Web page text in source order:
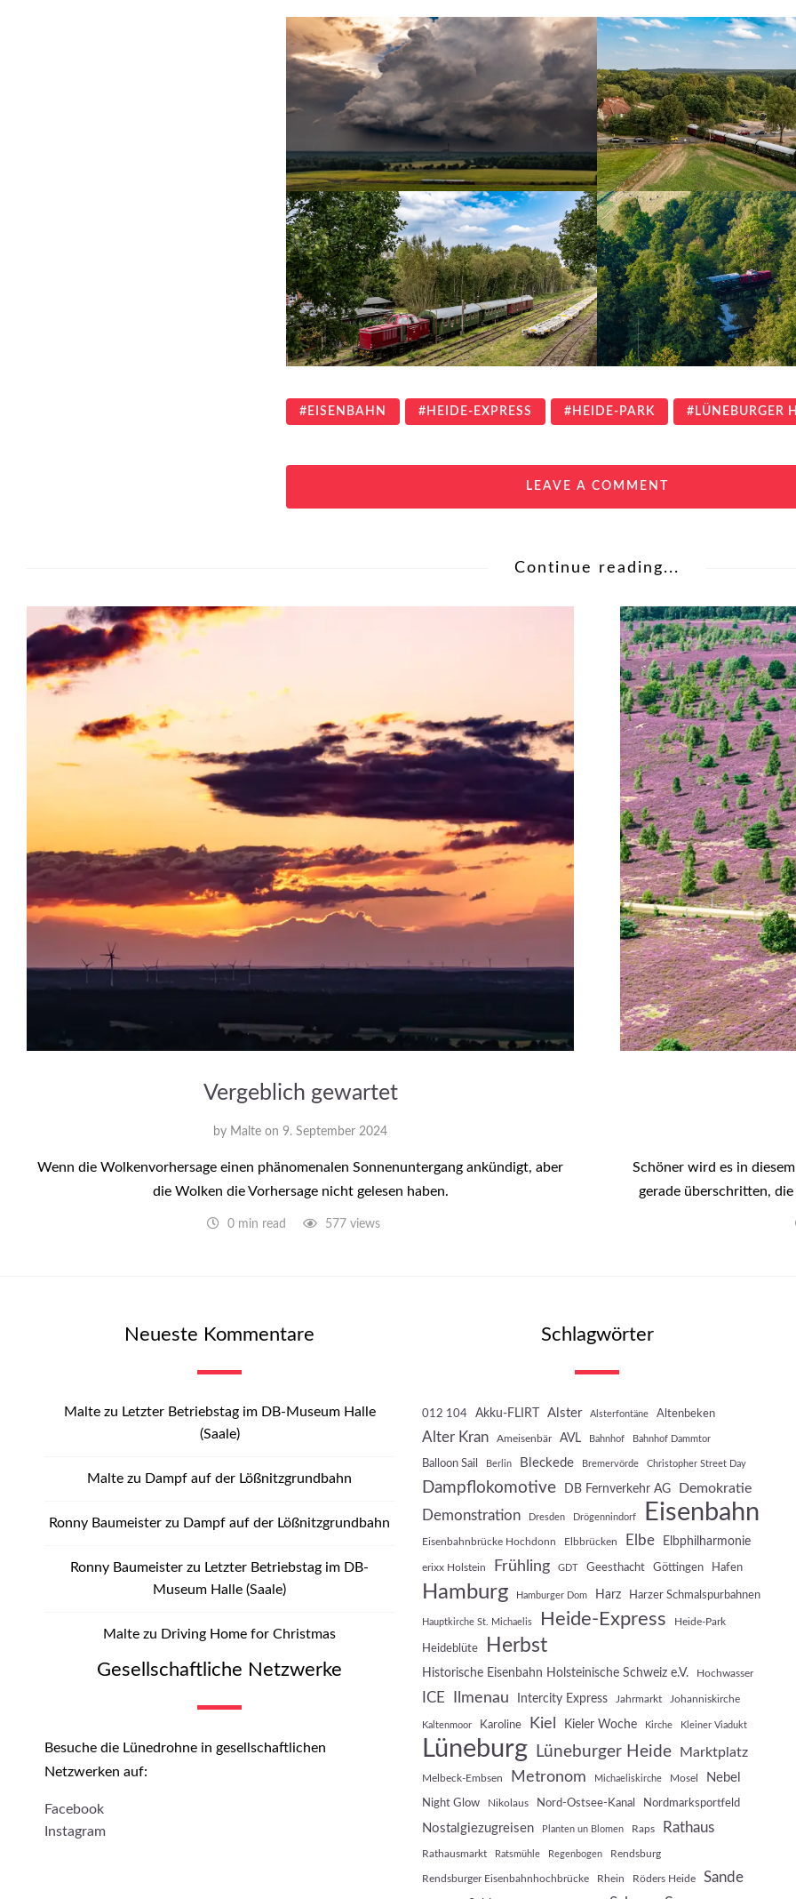
EISENBAHN HEIDE-EXPRESS HEIDE-PARK LÜNEBURGER
LEAVE A COMMENT
Continue reading...
Vergeblich gewartet
by Malte on9. September 2024
Wenn die Wolkenvorhersage einen phänomenalen Sonnenuntergang ankündigt, aber
die Wolken die Vorhersage nicht gelesen haben.
0 min read 577 views
Schöner wird es in
gerade überschritten,
Neueste Kommentare
Maltezu Letzter Betriebstag im DB-Museum Halle
(Saale)
Malte zu Dampf auf der Lößnitzgrundbahn
Ronny Baumeister zu Dampf auf der Lößnitzgrundbahn
Ronny Baumeister zu Letzter Betriebstag im DB-
Museum Halle (Saale)
Malte zu Driving Home for Christmas
Gesellschaftliche Netzwerke
Besuche die Lünedrohne in gesellschaftlichen
Netzwerken auf:
Facebook
Instagram
Schlagwörter
012 104 Akku-FLIRT Alster Alsterfontäne Altenbeken
Alter Kran Ameisenbär AVL Bahnhof Bahnhof Dammtor
Balloon Sail Berlin Bleckede Bremervörde Christopher Street Day
Dampflokomotive DB Fernverkehr AG Demokratie
Demonstration Dresden Drögennindorf Eisenbahn
Eisenbahnbrücke Hochdonn Elbbrücken Elbe Elbphilharmonie
erixx Holstein Frühling GDT Geesthacht Göttingen Hafen
Hamburg Hamburger Dom Harz Harzer Schmalspurbahnen
Hauptkirche St. Michaelis Heide-Express Heide-Park
Heideblüte Herbst
Historische Eisenbahn Holsteinische Schweiz e.V. Hochwasser
ICE Ilmenau Intercity Express Jahrmarkt Johanniskirche
Kaltenmoor Karoline Kiel Kieler Woche Kirche Kleiner Viadukt
Lüneburg Lüneburger Heide Marktplatz
Melbeck-Embsen Metronom Michaeliskirche Mosel Nebel
Night Glow Nikolaus Nord-Ostsee-Kanal Nordmarksportfeld
Nostalgiezugreisen Planten un Blomen Raps Rathaus
Rathausmarkt Ratsmühle Regenbogen Rendsburg
Rendsburger Eisenbahnhochbrücke Rhein Röders Heide Sande